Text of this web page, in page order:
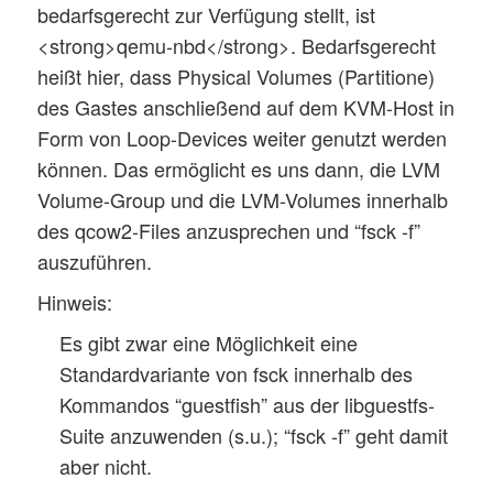
bedarfsgerecht zur Verfügung stellt, ist
<strong>qemu-nbd</strong>. Bedarfsgerecht
heißt hier, dass Physical Volumes (Partitione)
des Gastes anschließend auf dem KVM-Host in
Form von Loop-Devices weiter genutzt werden
können. Das ermöglicht es uns dann, die LVM
Volume-Group und die LVM-Volumes innerhalb
des qcow2-Files anzusprechen und “fsck -f”
auszuführen.
Hinweis:
Es gibt zwar eine Möglichkeit eine
Standardvariante von fsck innerhalb des
Kommandos “guestfish” aus der libguestfs-
Suite anzuwenden (s.u.); “fsck -f” geht damit
aber nicht.